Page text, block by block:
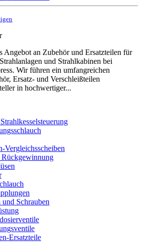
Angebot an Zubehör und Ersatzteilen für
und Strahlkabinen bei
Wir führen ein umfangreichen
Ersatz- und Verschleißteilen
in hochwertiger...
Vergleichsscheiben
Rückgewinnung
Schrauben
Ersatzteile